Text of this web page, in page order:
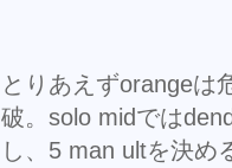
とりあえずorangeは
破。solo midでは
し、5 man ultを決め